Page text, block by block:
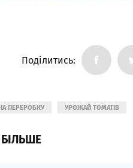
Поділитись:
ПЕРЕРОБКУ УРОЖАЙ ТОМАТІВ